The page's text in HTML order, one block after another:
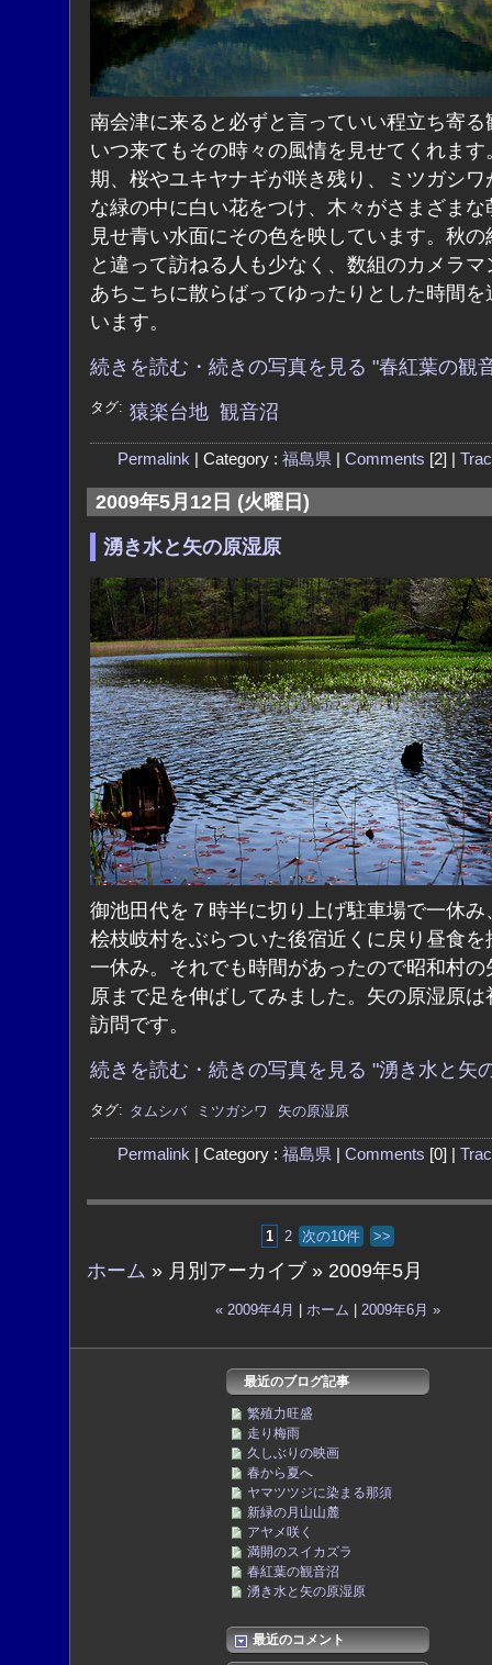
南会津に来ると必ずと言っていい程立ち寄る
いつ来てもその時々の風情を見せてくれます
期、桜やユキヤナギが咲き残り、ミツガシワ
な緑の中に白い花をつけ、木々がさまざまな
見せ青い水面にその色を映しています。秋の
と違って訪ねる人も少なく、数組のカメラマ
あちこちに散らばってゆったりとした時間を
います。
続きを読む・続きの写真を見る "春紅葉の観
タグ: 猿楽台地 観音沼
Permalink | Category : 福島県 Comments [2] |
2009年5月12日 (火曜日)
湧き水と矢の原湿原
御池田代を７時半に切り上げ駐車場で一休み
桧枝岐村をぶらついた後宿近くに戻り昼食を
一休み。それでも時間があったので昭和村の
原まで足を伸ばしてみました。矢の原湿原は
訪問です。
続きを読む・続きの写真を見る "湧き水と矢
タグ: タムシバ ミツガシワ 矢の原湿原
Permalink | Category : 福島県 Comments [0] |
1 2 次の10件 >>
ホーム » 月別アーカイブ » 2009年5月
« 2009年4月 ホーム 2009年6月 »
最近のブログ記事
繁殖力旺盛
走り梅雨
久しぶりの映画
春から夏へ
ヤマツツジに染まる那須
新緑の月山山麓
アヤメ咲く
満開のスイカズラ
春紅葉の観音沼
湧き水と矢の原湿原
最近のコメント